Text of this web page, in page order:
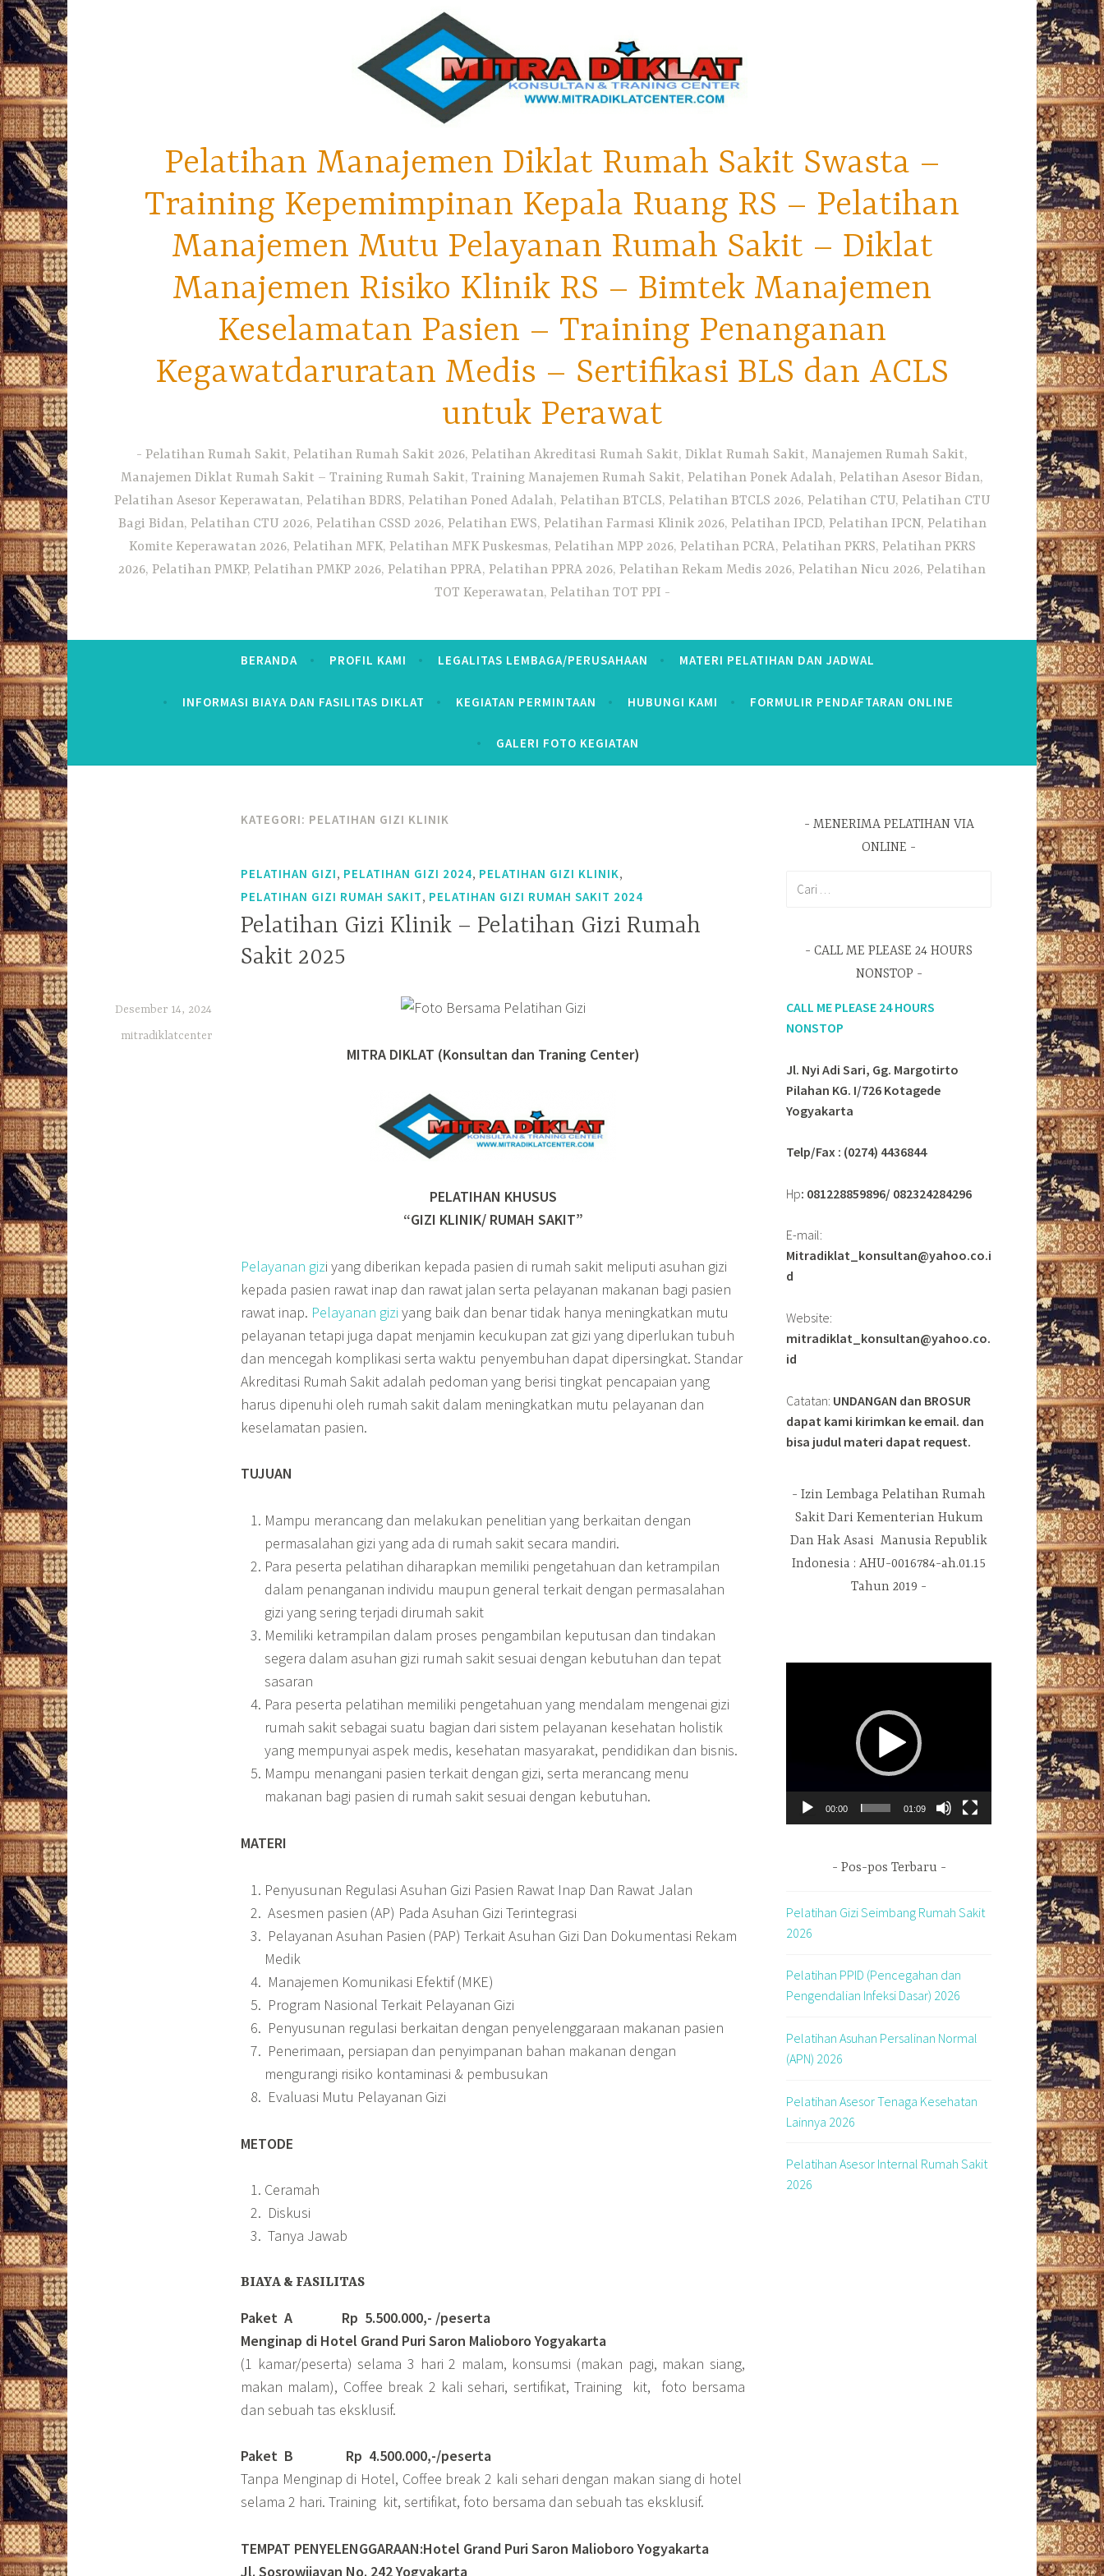
Pelatihan Manajemen Diklat Rumah Sakit Swasta –
Training Kepemimpinan Kepala Ruang RS – Pelatihan
Manajemen Mutu Pelayanan Rumah Sakit – Diklat
Manajemen Risiko Klinik RS – Bimtek Manajemen
Keselamatan Pasien – Training Penanganan
Kegawatdaruratan Medis – Sertifikasi BLS dan ACLS
untuk Perawat
Pelatihan Rumah Sakit, Pelatihan Rumah Sakit 2026, Pelatihan Akreditasi Rumah Sakit, Diklat Rumah Sakit, Manajemen Rumah Sakit,
Manajemen Diklat Rumah Sakit – Training Rumah Sakit, Training Manajemen Rumah Sakit, Pelatihan Ponek Adalah, Pelatihan Asesor Bidan,
Pelatihan Asesor Keperawatan, Pelatihan BDRS, Pelatihan Poned Adalah, Pelatihan BTCLS, Pelatihan BTCLS 2026, Pelatihan CTU, Pelatihan CTU
Bagi Bidan, Pelatihan CTU 2026, Pelatihan CSSD 2026, Pelatihan EWS, Pelatihan Farmasi Klinik 2026, Pelatihan IPCD, Pelatihan IPCN, Pelatihan
Komite Keperawatan 2026, Pelatihan MFK, Pelatihan MFK Puskesmas, Pelatihan MPP 2026, Pelatihan PCRA, Pelatihan PKRS, Pelatihan PKRS
2026, Pelatihan PMKP, Pelatihan PMKP 2026, Pelatihan PPRA, Pelatihan PPRA 2026, Pelatihan Rekam Medis 2026, Pelatihan Nicu 2026, Pelatihan
TOT Keperawatan, Pelatihan TOT PPI
BERANDA PROFIL KAMI LEGALITAS LEMBAGA/PERUSAHAAN MATERI PELATIHAN DAN JADWAL
INFORMASI BIAYA DAN FASILITAS DIKLAT KEGIATAN PERMINTAAN HUBUNGI KAMI FORMULIR PENDAFTARAN ONLINE
GALERI FOTO KEGIATAN
KATEGORI: PELATIHAN GIZI KLINIK
PELATIHAN GIZI, PELATIHAN GIZI 2024, PELATIHAN GIZI KLINIK,
PELATIHAN GIZI RUMAH SAKIT, PELATIHAN GIZI RUMAH SAKIT 2024
Pelatihan Gizi Klinik – Pelatihan Gizi Rumah
Sakit 2025
Desember 14, 2024
mitradiklatcenter
MITRA DIKLAT (Konsultan dan Traning Center)
PELATIHAN KHUSUS
“GIZI KLINIK/ RUMAH SAKIT”
Pelayanan gizi yang diberikan kepada pasien di rumah sakit meliputi asuhan gizi
kepada pasien rawat inap dan rawat jalan serta pelayanan makanan bagi pasien
rawat inap. Pelayanan gizi yang baik dan benar tidak hanya meningkatkan mutu
pelayanan tetapi juga dapat menjamin kecukupan zat gizi yang diperlukan tubuh
dan mencegah komplikasi serta waktu penyembuhan dapat dipersingkat. Standar
Akreditasi Rumah Sakit adalah pedoman yang berisi tingkat pencapaian yang
harus dipenuhi oleh rumah sakit dalam meningkatkan mutu pelayanan dan
keselamatan pasien.
TUJUAN
Mampu merancang dan melakukan penelitian yang berkaitan dengan
permasalahan gizi yang ada di rumah sakit secara mandiri.
Para peserta pelatihan diharapkan memiliki pengetahuan dan ketrampilan
dalam penanganan individu maupun general terkait dengan permasalahan
gizi yang sering terjadi dirumah sakit
Memiliki ketrampilan dalam proses pengambilan keputusan dan tindakan
segera dalam asuhan gizi rumah sakit sesuai dengan kebutuhan dan tepat
sasaran
Para peserta pelatihan memiliki pengetahuan yang mendalam mengenai gizi
rumah sakit sebagai suatu bagian dari sistem pelayanan kesehatan holistik
yang mempunyai aspek medis, kesehatan masyarakat, pendidikan dan bisnis.
Mampu menangani pasien terkait dengan gizi, serta merancang menu
makanan bagi pasien di rumah sakit sesuai dengan kebutuhan.
MATERI
Penyusunan Regulasi Asuhan Gizi Pasien Rawat Inap Dan Rawat Jalan
Asesmen pasien (AP) Pada Asuhan Gizi Terintegrasi
Pelayanan Asuhan Pasien (PAP) Terkait Asuhan Gizi Dan Dokumentasi Rekam
Medik
Manajemen Komunikasi Efektif (MKE)
Program Nasional Terkait Pelayanan Gizi
Penyusunan regulasi berkaitan dengan penyelenggaraan makanan pasien
Penerimaan, persiapan dan penyimpanan bahan makanan dengan
mengurangi risiko kontaminasi & pembusukan
Evaluasi Mutu Pelayanan Gizi
METODE
Ceramah
Diskusi
Tanya Jawab
BIAYA & FASILITAS
Paket A Rp 5.500.000,- /peserta
Menginap di Hotel Grand Puri Saron Malioboro Yogyakarta
(1 kamar/peserta) selama 3 hari 2 malam, konsumsi (makan pagi, makan siang,
makan malam), Coffee break 2 kali sehari, sertifikat, Training kit, foto bersama
dan sebuah tas eksklusif.
Paket B
Rp 4.500.000,-/peserta
Tanpa Menginap di Hotel, Coffee break 2 kali sehari dengan makan siang di hotel
selama 2 hari. Training kit, sertifikat, foto bersama dan sebuah tas eksklusif.
TEMPAT PENYELENGGARAAN:Hotel Grand Puri Saron Malioboro Yogyakarta
Jl. Sosrowijayan No. 242 Yogyakarta
MENERIMA PELATIHAN VIA
ONLINE
CALL ME PLEASE 24 HOURS
NONSTOP
CALL ME PLEASE 24 HOURS
NONSTOP
Jl. Nyi Adi Sari, Gg. Margotirto
Pilahan KG. I/726 Kotagede
Yogyakarta
Telp/Fax : (0274) 4436844
Hp: 081228859896/ 082324284296
E-mail:
Mitradiklat_konsultan@yahoo.co.i
d
Website:
mitradiklat_konsultan@yahoo.co.
id
Catatan: UNDANGAN dan BROSUR
dapat kami kirimkan ke email. dan
bisa judul materi dapat request.
Izin Lembaga Pelatihan Rumah
Sakit Dari Kementerian Hukum
Dan Hak Asasi Manusia Republik
Indonesia : AHU-0016784-ah.01.15
Tahun 2019
00:00 01:09
Pos-pos Terbaru
Pelatihan Gizi Seimbang Rumah Sakit
2026
Pelatihan PPID (Pencegahan dan
Pengendalian Infeksi Dasar) 2026
Pelatihan Asuhan Persalinan Normal
(APN) 2026
Pelatihan Asesor Tenaga Kesehatan
Lainnya 2026
Pelatihan Asesor Internal Rumah Sakit
2026